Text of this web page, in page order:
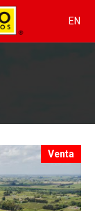
EN
Venta